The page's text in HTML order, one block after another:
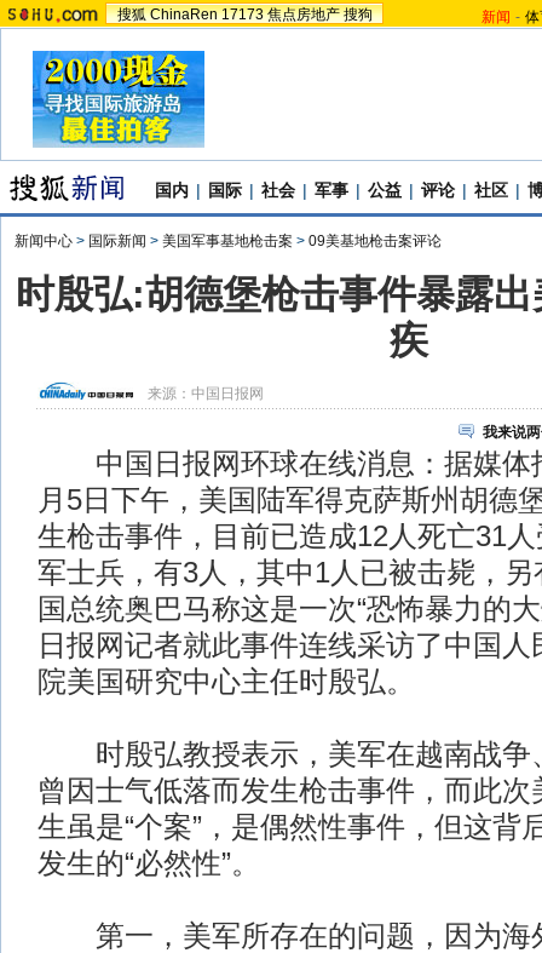
搜狐 ChinaRen 17173 焦点房地产 搜狗 新闻 -
国内 | 国际 | 社会 | 军事 | 公益 | 评论 | 社区 |
新闻中心 > 国际新闻 > 美国军事基地枪击案 > 09美基地枪击案评论
时殷弘:胡德堡枪击事件暴露
疾
来源： 中国日报网
我来说
中国日报网环球在线消息：据媒体
月5日下午，美国陆军得克萨斯州胡德
生枪击事件，目前已造成12人死亡31
军士兵，有3人，其中1人已被击毙，
国总统奥巴马称这是一次“恐怖暴力的
日报网记者就此事件连线采访了中国
院美国研究中心主任时殷弘。
时殷弘教授表示，美军在越南战争
曾因士气低落而发生枪击事件，而此
生虽是“个案”，是偶然性事件，但这背
发生的“必然性”。
第一，美军所存在的问题，因为海